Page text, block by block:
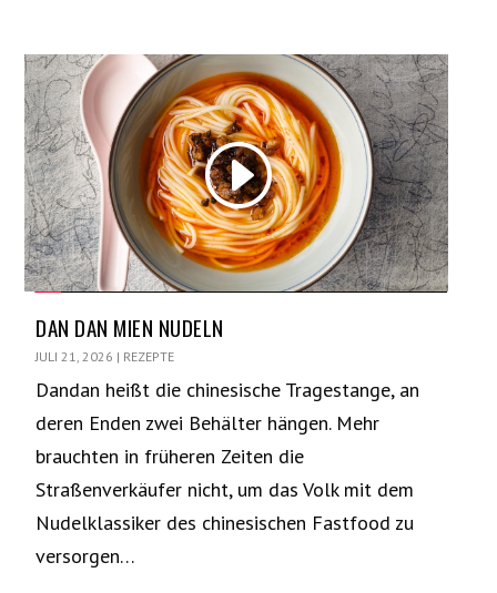
DAN DAN MIEN NUDELN
JULI 21, 2026 | REZEPTE
Dandan heißt die chinesische Tragestange, an
deren Enden zwei Behälter hängen. Mehr
brauchten in früheren Zeiten die
Straßenverkäufer nicht, um das Volk mit dem
Nudelklassiker des chinesischen Fastfood zu
versorgen…